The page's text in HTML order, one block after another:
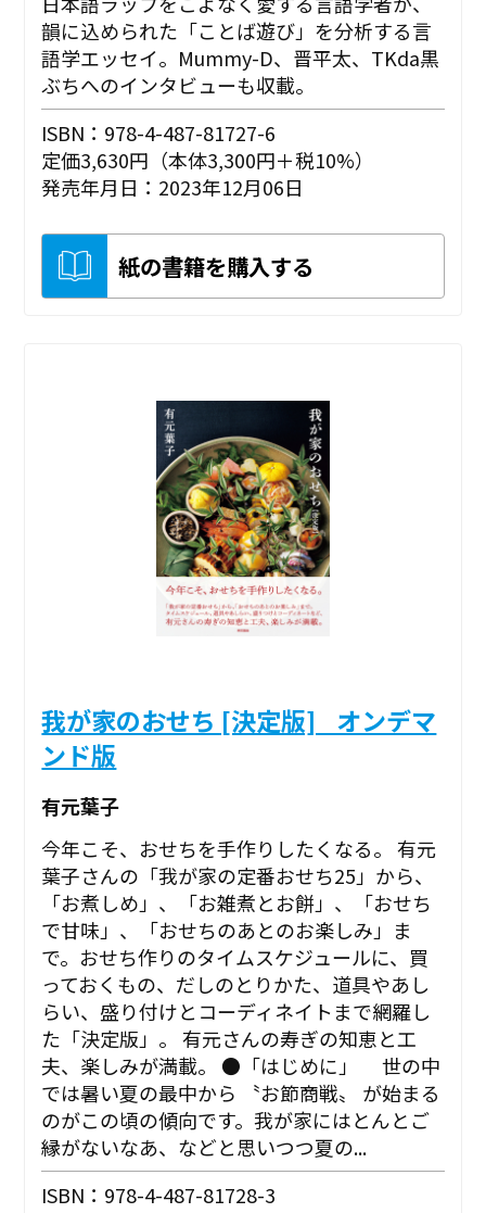
韻に込められた「ことば遊び」を分析する言
語学エッセイ。Mummy-D、晋平太、TKda黒
ぶちへのインタビューも収載。
ISBN：978-4-487-81727-6
定価3,630円（本体3,300円＋税10%）
発売年月日：2023年12月06日
紙の書籍を購入する
我が家のおせち [決定版] _オンデマ
ンド版
有元葉子
今年こそ、おせちを手作りしたくなる。 有元
葉子さんの「我が家の定番おせち25」から、
「お煮しめ」、「お雑煮とお餅」、「おせち
で甘味」、「おせちのあとのお楽しみ」ま
で。おせち作りのタイムスケジュールに、買
っておくもの、だしのとりかた、道具やあし
らい、盛り付けとコーディネイトまで網羅し
た「決定版」。 有元さんの寿ぎの知恵と工
夫、楽しみが満載。 ●「はじめに」 世の中
では暑い夏の最中から 〝お節商戦〟 が始まる
のがこの頃の傾向です。我が家にはとんとご
縁がないなあ、などと思いつつ夏の...
ISBN：978-4-487-81728-3